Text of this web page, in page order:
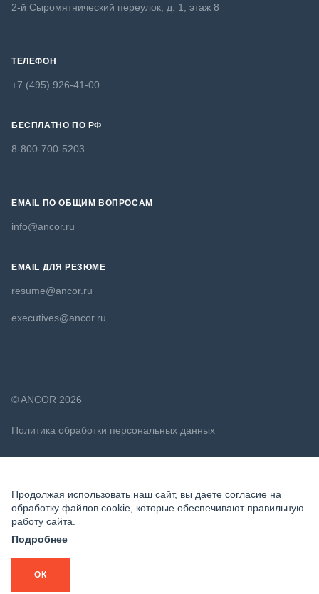
2-й Сыромятнический переулок, д. 1, этаж 8
ТЕЛЕФОН
+7 (495) 926-41-00
БЕСПЛАТНО ПО РФ
8-800-700-5203
EMAIL ПО ОБЩИМ ВОПРОСАМ
info@ancor.ru
EMAIL ДЛЯ РЕЗЮМЕ
resume@ancor.ru
executives@ancor.ru
© ANCOR 2026
Политика обработки персональных данных
Продолжая использовать наш сайт, вы даете согласие на
обработку файлов cookie, которые обеспечивают правильную
работу сайта.
Подробнее
ОК